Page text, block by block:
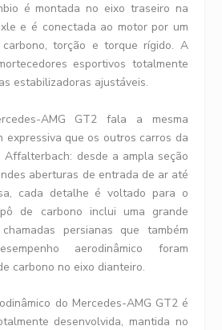
é montada no eixo traseiro na
e é conectada ao motor por um
torção e torque rígido. A
esportivos totalmente
estabilizadoras ajustáveis.
AMG GT2 fala a mesma
expressiva que os outros carros da
Affalterbach: desde a ampla seção
aberturas de entrada de ar até
cada detalhe é voltado para o
de carbono inclui uma grande
persianas que também
aerodinâmico foram
carbono no eixo dianteiro.
do Mercedes-AMG GT2 é
desenvolvida, mantida no